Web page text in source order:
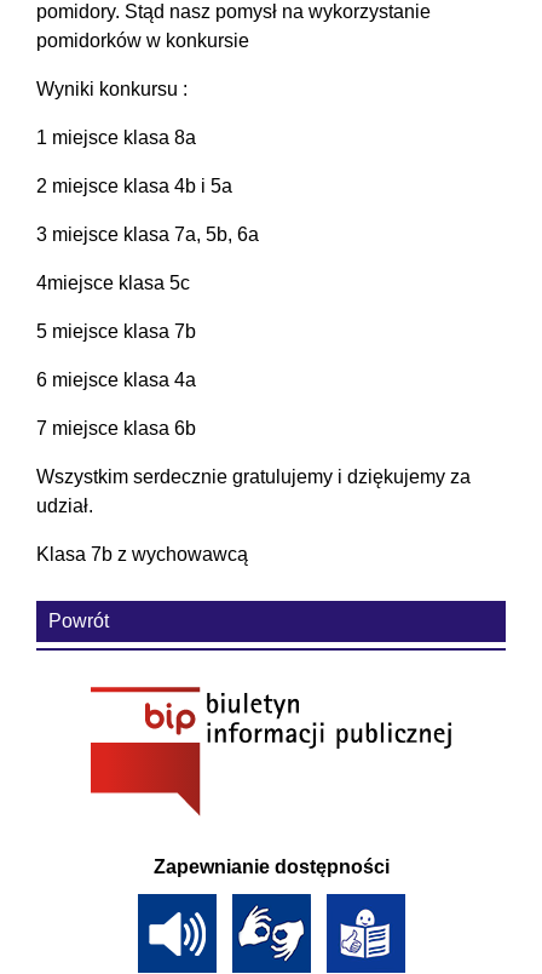
pomidory. Stąd nasz pomysł na wykorzystanie
pomidorków w konkursie
Wyniki konkursu :
1 miejsce klasa 8a
2 miejsce klasa 4b i 5a
3 miejsce klasa 7a, 5b, 6a
4miejsce klasa 5c
5 miejsce klasa 7b
6 miejsce klasa 4a
7 miejsce klasa 6b
Wszystkim serdecznie gratulujemy i dziękujemy za
udział.
Klasa 7b z wychowawcą
Powrót
Zapewnianie dostępności